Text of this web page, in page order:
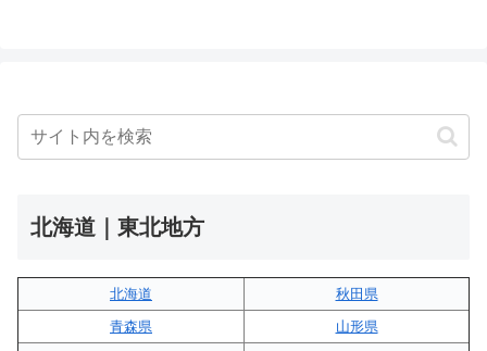
北海道｜東北地方
北海道
秋田県
青森県
山形県